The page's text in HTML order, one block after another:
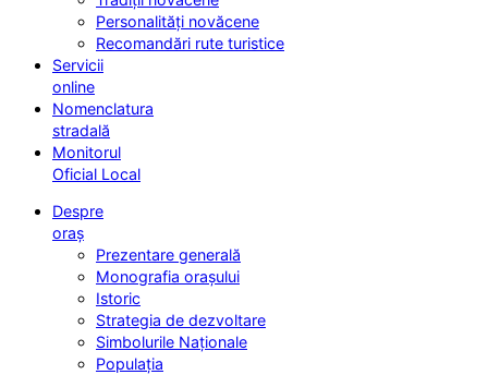
Personalități novăcene
Recomandări rute turistice
Servicii
online
Nomenclatura
stradală
Monitorul
Oficial Local
Despre
oraș
Prezentare generală
Monografia orașului
Istoric
Strategia de dezvoltare
Simbolurile Naționale
Populația